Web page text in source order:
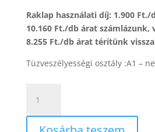
Raklap használati díj: 1.900
10.160 Ft./db árat számlázunk,
8.255 Ft./db árat térítünk
Tüzveszélyességi osztály :A1 –
P10